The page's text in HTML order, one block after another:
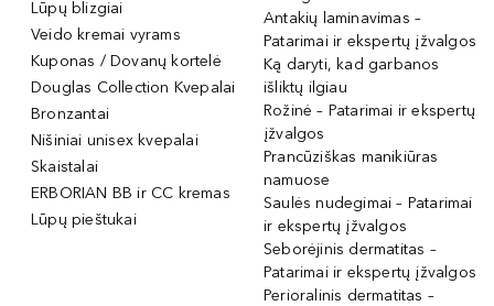
Lūpų blizgiai
Veido kremai vyrams
Kuponas / Dovanų kortelė
Douglas Collection Kvepalai
Bronzantai
Nišiniai unisex kvepalai
Skaistalai
ERBORIAN BB ir CC kremas
Lūpų pieštukai
Antakių laminavimas –
Patarimai ir ekspertų įžvalgos
Ką daryti, kad garbanos
išliktų ilgiau
Rožinė – Patarimai ir ekspertų
įžvalgos
Prancūziškas manikiūras
namuose
Saulės nudegimai – Patarimai
ir ekspertų įžvalgos
Seborėjinis dermatitas –
Patarimai ir ekspertų įžvalgos
Perioralinis dermatitas –